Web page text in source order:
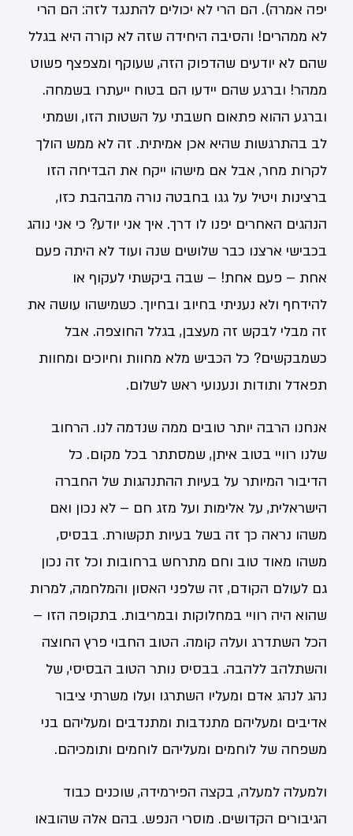
יפה אמרה). הם הרי לא יכולים להתנגד לזה: הם הרי
לא ממהרים! והסיבה היחידה שזה לא קורה היא בגלל
שהם לא יודעים שהדפוק הזה, שעוקף ומצפצף פשוט
ממהר! וברגע שהם יידעו הם בטוח ייעתרו בשמחה.
וברגע ההוא פתאום חשבתי על השטות הזו, ושמתי
לב בהתרגשות שהיא אכן אמיתית. זה לא ממש הולך
לקרות מחר, אבל אם מישהו ייקח את הבדיחה הזו
ברצינות ויטיל על גגו בחבטה נורה מהבהבת כזו,
הנהגים האחרים יפנו לו דרך. איך אני יודע? כי אני נוהג
בכבישי ארצנו כבר שלושים שנה ועוד לא היתה פעם
אחת – פעם אחת! – שבה ביקשתי לעקוף או
להידחף ולא נעניתי בחיוב ובחיוך. כשמישהו עושה את
זה מבלי לבקש זה מעצבן, בגלל החוצפה. אבל
כשמבקשים? כל הכביש מלא מחוות וחיוכים ומחוות
תפאדל ותודות ונענועי ראש לשלום.
אנחנו הרבה יותר טובים ממה שנדמה לנו. הרחוב
שלנו רוויי בטוב איתן, שמסתתר בכל מקום. כל
הדיבור המיותר על בעיות ההתנהגות של החברה
הישראלית, על אלימות ועל מזג חם – לא נכון ואם
משהו נראה כך זה בשל בעיות תקשורת. בבסיס,
משהו מאוד טוב וחם מתרחש ברחובות וכל זה נכון
גם לעולם הקודם, זה שלפני האסון והמלחמה, למרות
שהוא היה רוויי במחלוקות ובמריבות. בתקופה הזו –
הכל השתדרג ועלה קומה. הטוב החבוי פרץ החוצה
והשתלהב ללהבה. בבסיס נותר הטוב הבסיסי, של
נהג לנהג אדם ומעליו השתרגו ועלו משרתי ציבור
אדיבים ומעליהם מתנדבות ומתנדבים ומעליהם בני
משפחה של לוחמים ומעליהם לוחמים ותומכיהם.
ולמעלה למעלה, בקצה הפירמידה, שוכנים כבוד
הגיבורים הקדושים. מוסרי הנפש. בהם אלה שהובאו